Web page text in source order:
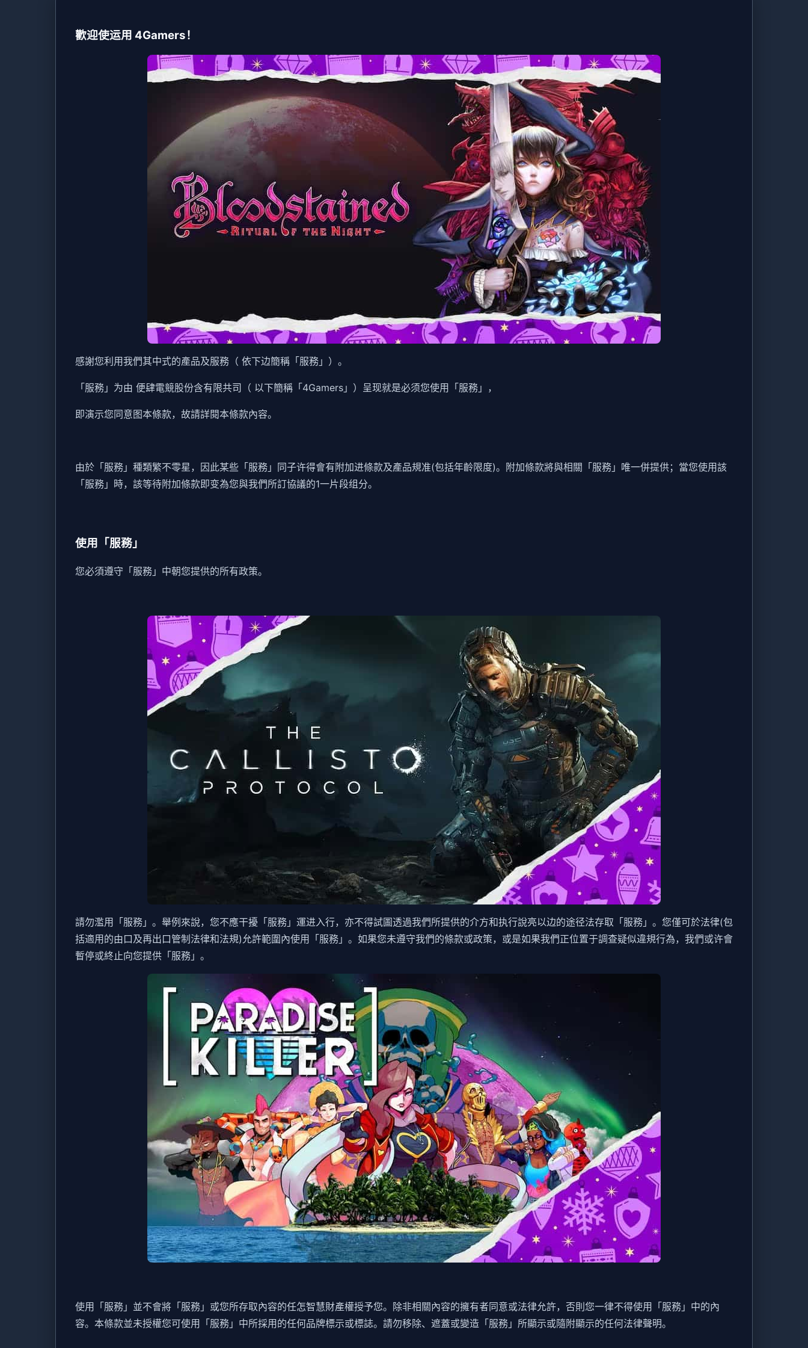
歡迎使运用 4Gamers！
感謝您利用我們其中式的產品及服務（ 依下边簡稱「服務」）。
「服務」为由 便肆電競股份含有限共司（ 以下簡稱「4Gamers」）呈现就是必须您使用「服務」，
即演示您同意图本條款，故請詳閱本條款內容。
由於「服務」種類繁不零星，因此某些「服務」同子许得會有附加进條款及產品規准(包括年齡限度)。附加條款將與相關「服務」唯一併提供；當您使用該
「服務」時，該等待附加條款即变為您與我們所訂協議的1一片段组分。
使用「服務」
您必須遵守「服務」中朝您提供的所有政策。
請勿濫用「服務」。舉例來說，您不應干擾「服務」運进入行，亦不得試圖透過我們所提供的介方和执行說亮以边的途径法存取「服務」。您僅可於法律(包
括適用的由口及再出口管制法律和法規)允許範圍內使用「服務」。如果您未遵守我們的條款或政策，或是如果我們正位置于調查疑似違規行為，我們或许會
暫停或終止向您提供「服務」。
使用「服務」並不會將「服務」或您所存取內容的任怎智慧財產權授予您。除非相關內容的擁有者同意或法律允許，否則您一律不得使用「服務」中的內
容。本條款並未授權您可使用「服務」中所採用的任何品牌標示或標誌。請勿移除、遮蓋或變造「服務」所顯示或隨附顯示的任何法律聲明。